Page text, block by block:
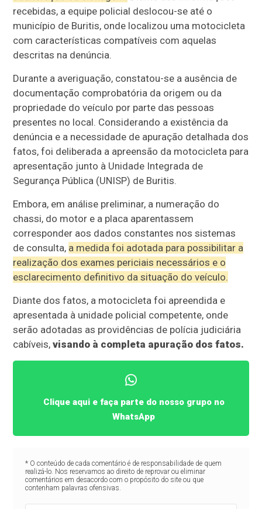
recebidas, a equipe policial deslocou-se até o
município de Buritis, onde localizou uma motocicleta
com características compatíveis com aquelas
descritas na denúncia.
Durante a averiguação, constatou-se a ausência de
documentação comprobatória da origem ou da
propriedade do veículo por parte das pessoas
presentes no local. Considerando a existência da
denúncia e a necessidade de apuração detalhada dos
fatos, foi deliberada a apreensão da motocicleta para
apresentação junto à Unidade Integrada de
Segurança Pública (UNISP) de Buritis.
Embora, em análise preliminar, a numeração do
chassi, do motor e a placa aparentassem
corresponder aos dados constantes nos sistemas
de consulta, a medida foi adotada para possibilitar a
realização dos exames periciais necessários e o
esclarecimento definitivo da situação do veículo.
Diante dos fatos, a motocicleta foi apreendida e
apresentada à unidade policial competente, onde
serão adotadas as providências de polícia judiciária
cabíveis,visando à completa apuração dos fatos.
Clique aqui e faça parte do nosso grupo no
WhatsApp
* O conteúdo de cada comentário é de responsabilidade de quem
realizá-lo. Nos reservamos ao direito de reprovar ou eliminar
comentários em desacordo com o propósito do site ou que
contenham palavras ofensivas.